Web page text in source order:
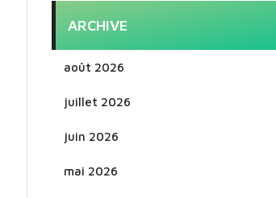
ARCHIVE
août 2026
juillet 2026
juin 2026
mai 2026